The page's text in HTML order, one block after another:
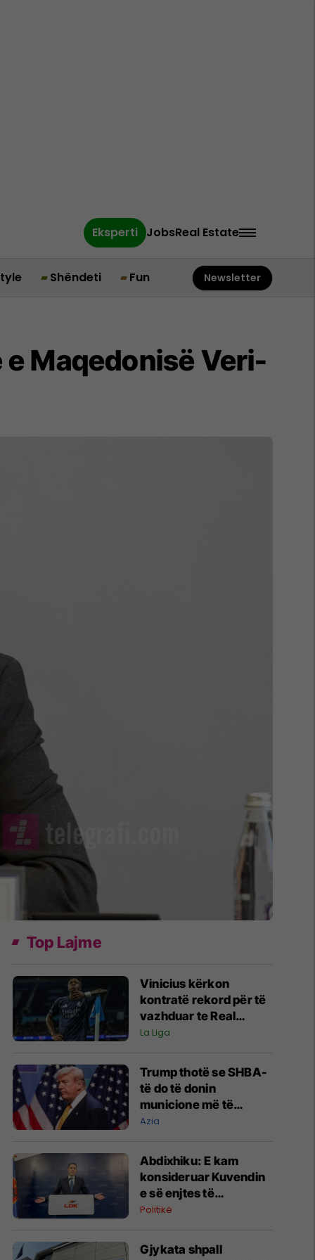
Eksperti JobsReal Estate
Shëndeti Fun Newsletter
Maqedonisë Veri-
Top Lajme
Vinicius kërkon
kontratë rekord për të
vazhduar te Real
Madridi - klubi mes dy
La Liga
Trump thotë se SHBA-
të do të donin
municione më të
përparuara, por kanë
me Iranin
Azia
Abdixhiku: E kam
konsideruar Kuvendin
e së enjtes të
panevojshëm, të
Politikë
Gjykata shpall